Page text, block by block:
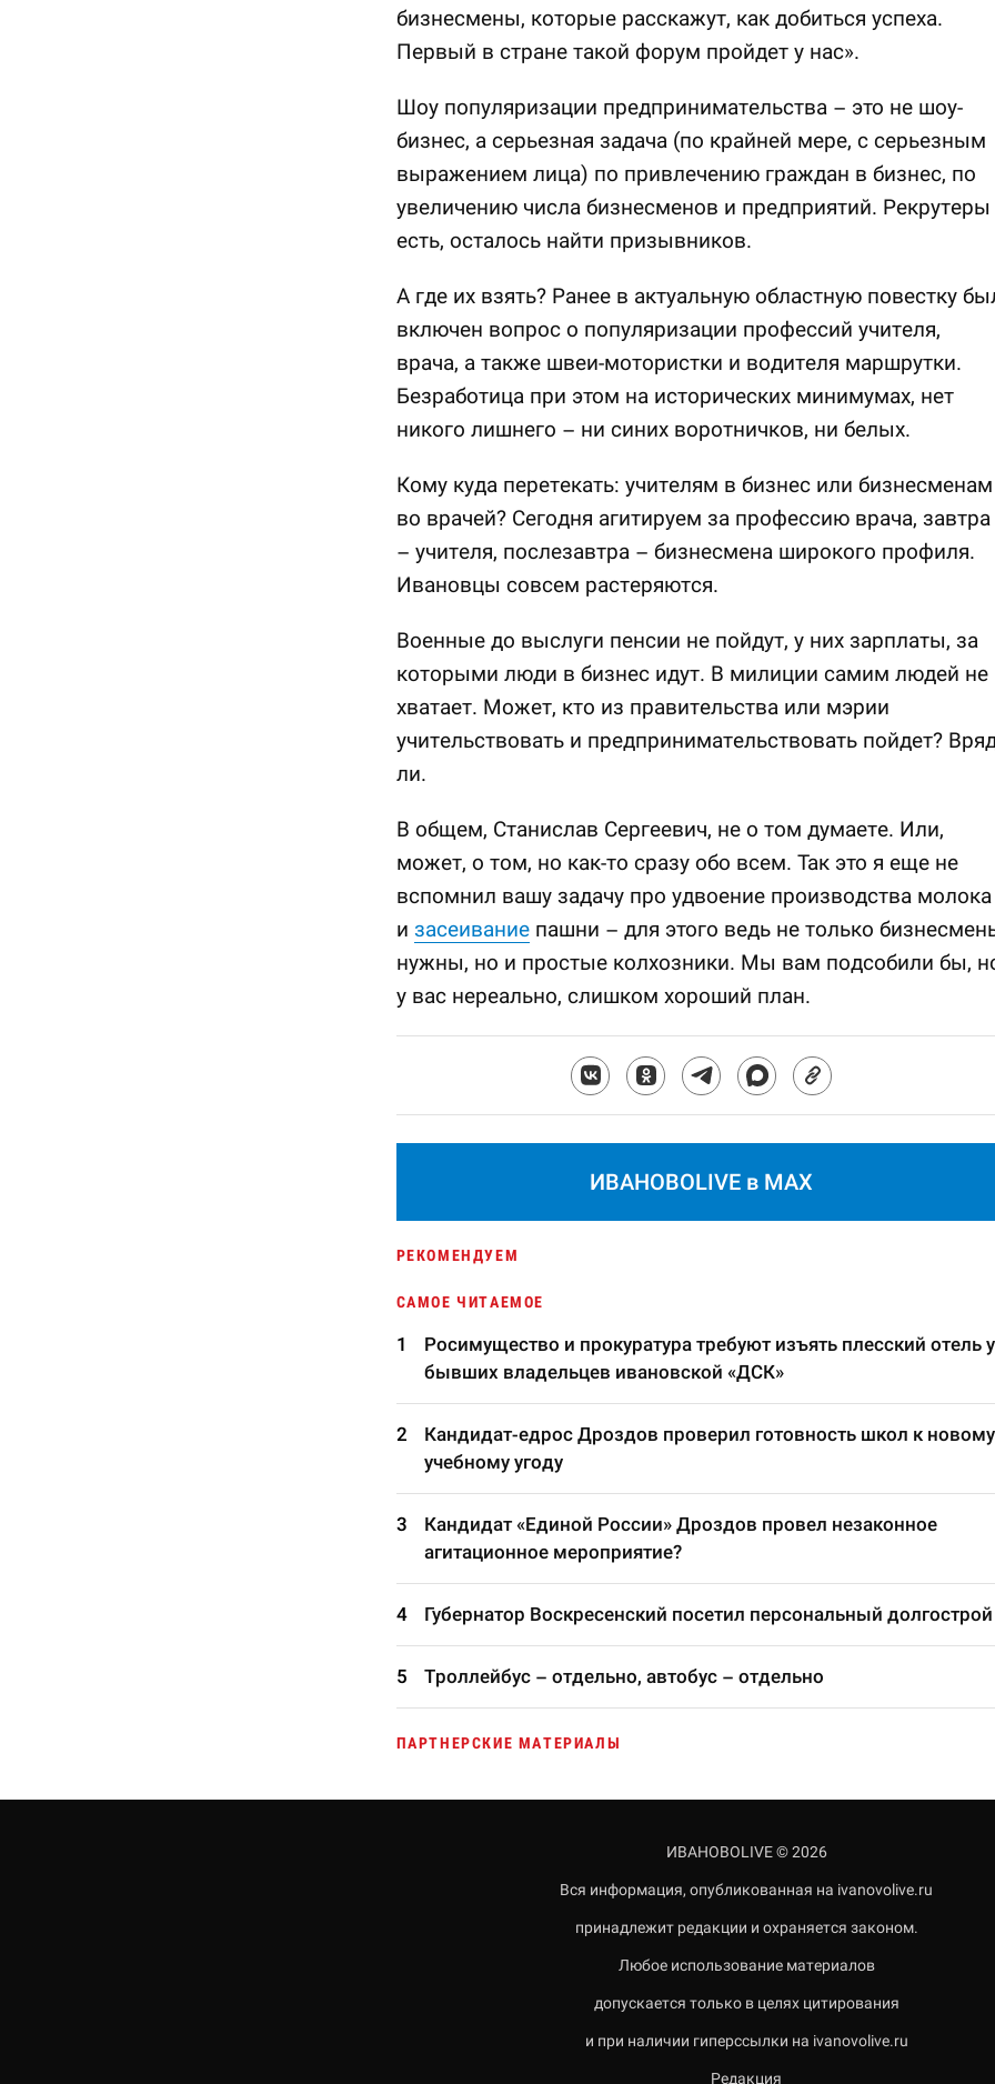
бизнесмены, которые расскажут, как добиться успеха.
Первый в стране такой форум пройдет у нас».
Шоу популяризации предпринимательства – это не шоу-
бизнес, а серьезная задача (по крайней мере, с серьезным
выражением лица) по привлечению граждан в бизнес, по
увеличению числа бизнесменов и предприятий. Рекрутеры
есть, осталось найти призывников.
А где их взять? Ранее в актуальную областную повестку
включен вопрос о популяризации профессий учителя,
врача, а также швеи-мотористки и водителя маршрутки.
Безработица при этом на исторических минимумах, нет
никого лишнего – ни синих воротничков, ни белых.
Кому куда перетекать: учителям в бизнес или бизнесменам
во врачей? Сегодня агитируем за профессию врача, завтра
– учителя, послезавтра – бизнесмена широкого профиля.
Ивановцы совсем растеряются.
Военные до выслуги пенсии не пойдут, у них зарплаты, за
которыми люди в бизнес идут. В милиции самим людей не
хватает. Может, кто из правительства или мэрии
учительствовать и предпринимательствовать пойдет?
ли.
В общем, Станислав Сергеевич, не о том думаете. Или,
может, о том, но как-то сразу обо всем. Так это я еще не
вспомнил вашу задачу про удвоение производства молока
и засеиваниепашни – для этого ведь не только
нужны, но и простые колхозники. Мы вам подсобили бы,
у вас нереально, слишком хороший план.
ИВАНОВОLIVE в MAX
РЕКОМЕНДУЕМ
САМОЕ ЧИТАЕМОЕ
Росимущество и прокуратура требуют изъять плесский отель у
бывших владельцев ивановской «ДСК»
Кандидат-едрос Дроздов проверил готовность школ к новому
учебному угоду
Кандидат «Единой России» Дроздов провел незаконное
агитационное мероприятие?
Губернатор Воскресенский посетил персональный долгострой
Троллейбус – отдельно, автобус – отдельно
ПАРТНЕРСКИЕ МАТЕРИАЛЫ
ИВАНОВОLIVE © 2026
Вся информация, опубликованная на ivanovolive.ru
принадлежит редакции и охраняется законом.
Любое использование материалов
допускается только в целях цитирования
и при наличии гиперссылки на ivanovolive.ru
Редакция